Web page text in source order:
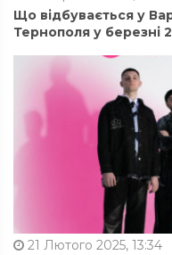
Що відбувається у
Тернополя у березні
21 Лютого 2025, 13:34